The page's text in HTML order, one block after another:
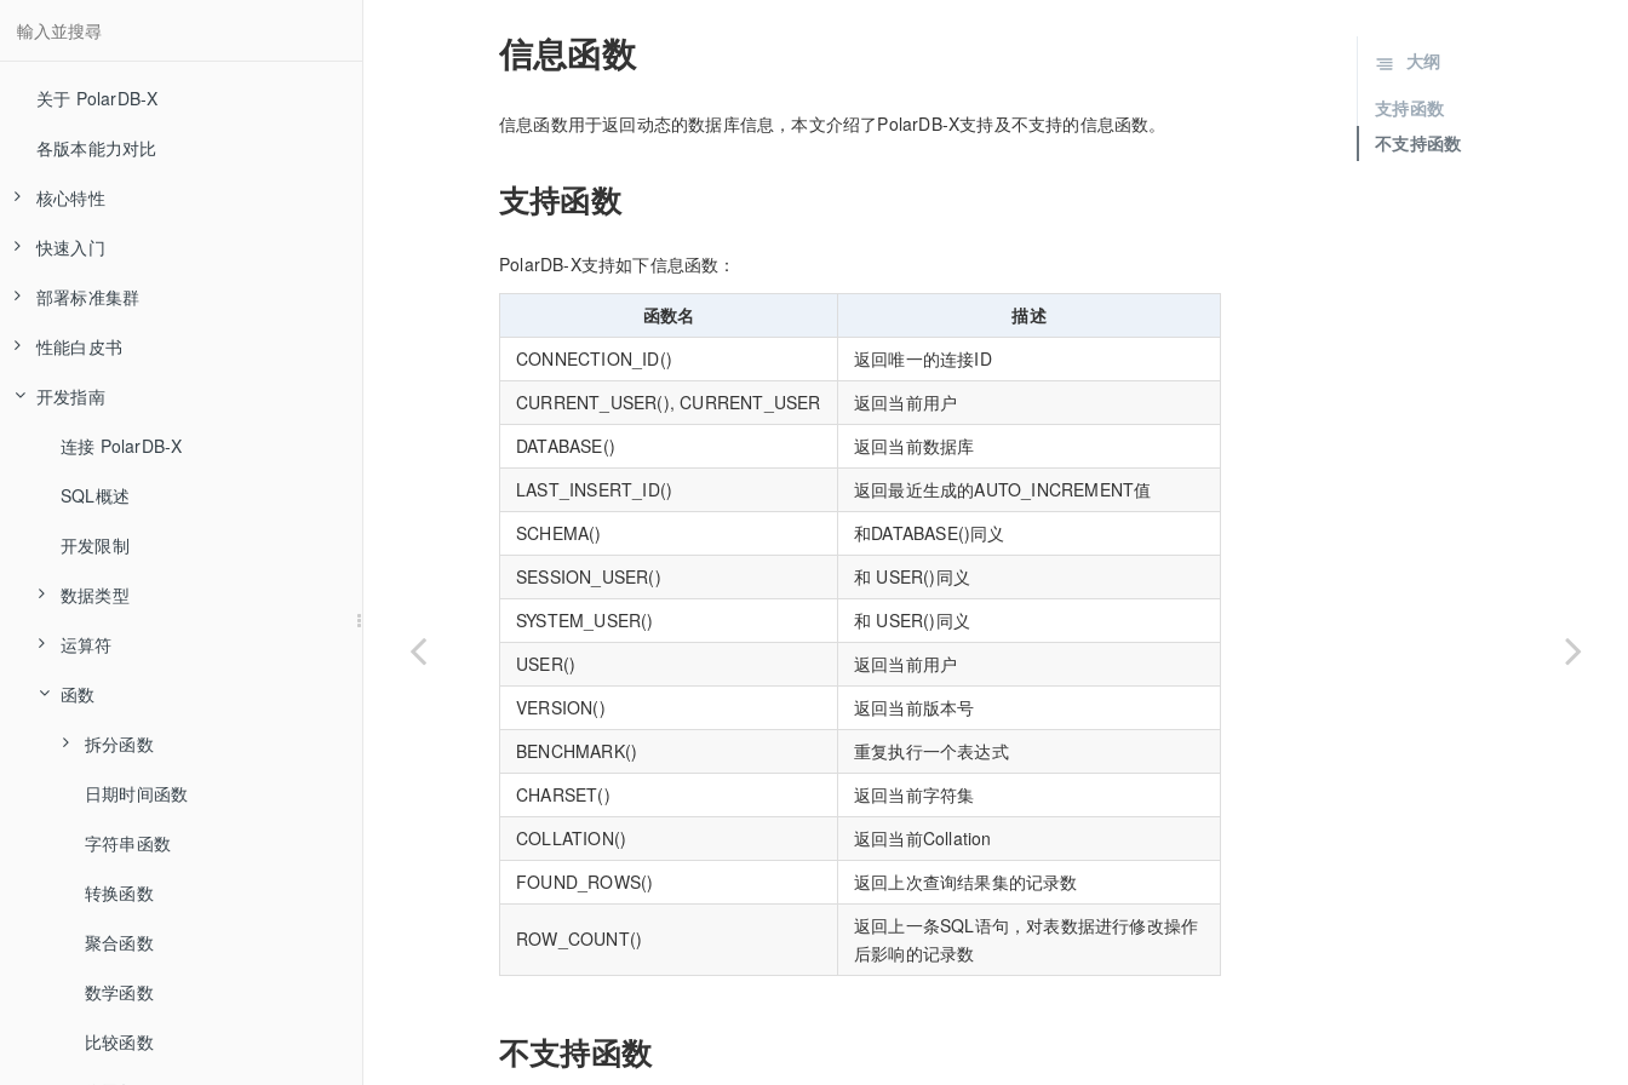
关于 PolarDB-X
各版本能力对比
核心特性
高可用和容灾
分布式事务
水平扩展
MySQL 生态兼容
全局二级索引
混合负载 HTAP
全局变更日志 CDC
快速入门
快速体验
通过 PXD 部署集群
通过 K8S 部署
源码编译安装
部署标准集群
部署流程
软硬件配置建议
系统与环境配置
软件包下载
安装 Docker 与镜像仓库
安装 Kubernetes
数据库部署(分布式)
通过 PXD 部署
通过 Kubernetes 部署
数据库部署(集中式)
通过 RPM 部署
私有镜像仓库说明
性能白皮书
集中式
Sysbench 测试报告
TPC-C 测试报告
分布式
Sysbench 测试报告
TPC-C 测试报告
TPC-H 测试报告
开发指南
连接 PolarDB-X
SQL概述
开发限制
数据类型
数值类型
字符串类型
Collation 类型
日期和时间类型
JSON 类型
运算符
逻辑运算符
算术运算符
比较运算符
位运算符
赋值运算符
运算符优先级
函数
拆分函数
HASH
STR_HASH
UNI_HASH
RANGE_HASH
RIGHT_SHIFT
MM
日期时间函数
字符串函数
转换函数
聚合函数
数学函数
比较函数
信息函数
信息函数用于返回动态的数据库信息，本文介绍了PolarDB-X支持及不支持的信息函数。
支持函数
PolarDB-X支持如下信息函数：
函数名
描述
CONNECTION_ID()
返回唯一的连接ID
CURRENT_USER(), CURRENT_USER
返回当前用户
DATABASE()
返回当前数据库
LAST_INSERT_ID()
返回最近生成的AUTO_INCREMENT值
SCHEMA()
和DATABASE()同义
SESSION_USER()
和 USER()同义
SYSTEM_USER()
和 USER()同义
USER()
返回当前用户
VERSION()
返回当前版本号
BENCHMARK()
重复执行一个表达式
CHARSET()
返回当前字符集
COLLATION()
返回当前Collation
FOUND_ROWS()
返回上次查询结果集的记录数
ROW_COUNT()
返回上一条SQL语句，对表数据进行修改操作
后影响的记录数
不支持函数
大纲
支持函数
不支持函数